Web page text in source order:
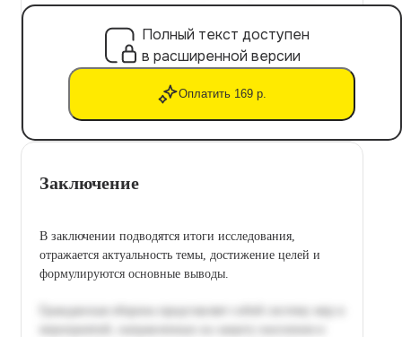
Полный текст доступен
в расширенной версии
Оплатить 169 р.
Заключение
В заключении подводятся итоги исследования,
отражается актуальность темы, достижение целей и
формулируются основные выводы.